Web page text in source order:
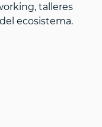
talleres
ecosistema.